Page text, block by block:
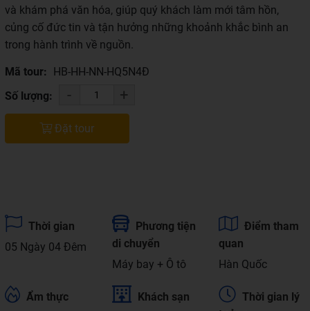
và khám phá văn hóa, giúp quý khách làm mới tâm hồn,
củng cố đức tin và tận hưởng những khoảnh khắc bình an
trong hành trình về nguồn.
Mã tour:
HB-HH-NN-HQ5N4Đ
Số lượng:
- +
Đặt tour
Thời gian
05 Ngày 04 Đêm
Phương tiện
di chuyển
Máy bay + Ô tô
Điểm tham
quan
Hàn Quốc
Ẩm thực
Khách sạn
Thời gian lý